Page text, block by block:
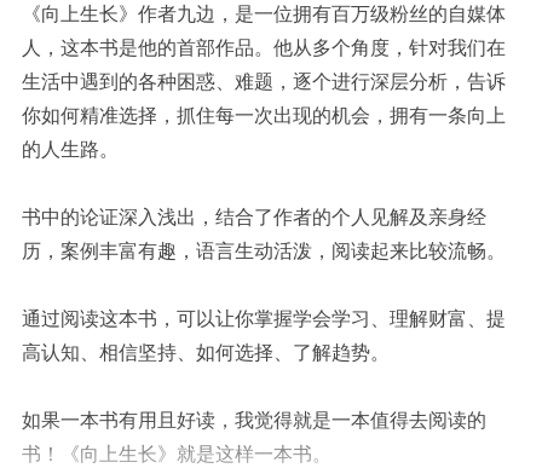
《向上生长》 作者九边，是一位拥有百万级粉丝的自媒体
人 ，这本书是他的首部作品。 他从多个角度，针对我们在
生活中遇到的各种困惑、难题，逐个进行深层分析，告诉
你如何精准选择，抓住每一次出现的机会，拥有一条向上
的人生路。
书中的论证深入浅出，结合了作者的个人见解及亲身经
历，案例丰富有趣，语言生动活泼，阅读起来比较流畅。
通过阅读这本书，可以让你掌握学会学习、理解财富、提
高认知、相信坚持、如何选择、了解趋势。
如果一本书有用 且 好读， 我觉得就是一本值得去阅读的
书！
《向上生长》 就是这样一本书。